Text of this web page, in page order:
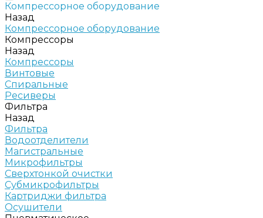
Компрессорное оборудование
Назад
Компрессорное оборудование
Компрессоры
Назад
Компрессоры
Винтовые
Спиральные
Ресиверы
Фильтра
Назад
Фильтра
Водоотделители
Магистральные
Микрофильтры
Сверхтонкой очистки
Субмикрофильтры
Картриджи фильтра
Осушители